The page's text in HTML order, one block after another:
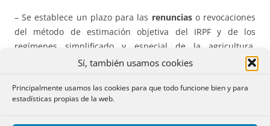
Sí, también usamos cookies
Principalmente usamos las cookies para que todo funcione bien y para
estadísticas propias de la web.
– Se establece un plazo para las renunciaso revocaciones
del método de estimación objetiva del IRPF y de los
regímenes simplificado y especial de la agricultura,
ganadería y pesca del IVA. Art. 15.
–Libertad de amortizaciónen inversiones que utilicen
energía procedente de fuentes renovables, en el Impuesto